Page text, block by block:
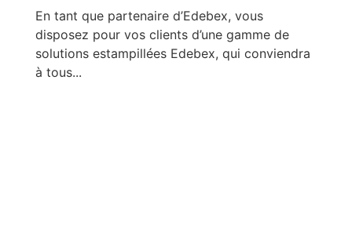
En tant que partenaire d’Edebex, vous
disposez pour vos clients d’une gamme de
solutions estampillées Edebex, qui conviendra
à tous...